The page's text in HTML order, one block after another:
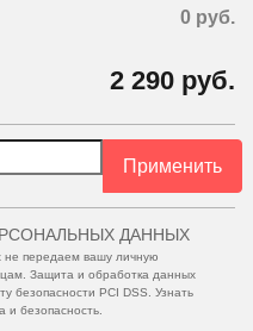
0 руб.
2 290 руб.
Применить
ДАННЫХ
не передаем вашу личную
Защита и обработка данных
безопасности PCI DSS. Узнать
безопасность.